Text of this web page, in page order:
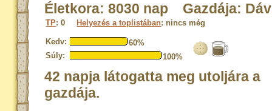
Életkora: 8030 nap Gazdája:
TP: 0 Helyezés a toplistában: nincs még
Kedv:
60%
Súly:
100%
42 napja látogatta meg utoljára a
gazdája.